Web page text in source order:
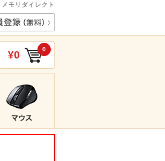
モリダイレクト
¥0 0